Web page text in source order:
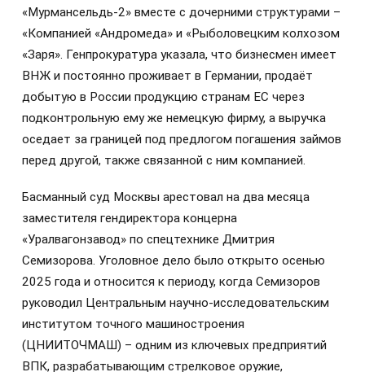
«Мурмансельдь-2» вместе с дочерними структурами –
«Компанией «Андромеда» и «Рыболовецким колхозом
«Заря». Генпрокуратура указала, что бизнесмен имеет
ВНЖ и постоянно проживает в Германии, продаёт
добытую в России продукцию странам ЕС через
подконтрольную ему же немецкую фирму, а выручка
оседает за границей под предлогом погашения займов
перед другой, также связанной с ним компанией.
Басманный суд Москвы арестовал на два месяца
заместителя гендиректора концерна
«Уралвагонзавод» по спецтехнике Дмитрия
Семизорова. Уголовное дело было открыто осенью
2025 года и относится к периоду, когда Семизоров
руководил Центральным научно-исследовательским
институтом точного машиностроения
(ЦНИИТОЧМАШ) – одним из ключевых предприятий
ВПК, разрабатывающим стрелковое оружие,